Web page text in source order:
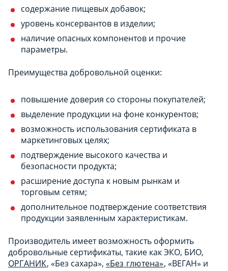
содержание пищевых добавок;
уровень консервантов в изделии;
наличие опасных компонентов и прочие
параметры.
Преимущества добровольной оценки:
повышение доверия со стороны покупателей;
выделение продукции на фоне конкурентов;
возможность использования сертификата в
маркетинговых целях;
подтверждение высокого качества и
безопасности продукта;
расширение доступа к новым рынкам и
торговым сетям;
дополнительное подтверждение соответствия
продукции заявленным характеристикам.
Производитель имеет возможность оформить
добровольные сертификаты, такие как ЭКО, БИО,
ОРГАНИК, «Без сахара», «Без глютена», «ВЕГАН» и